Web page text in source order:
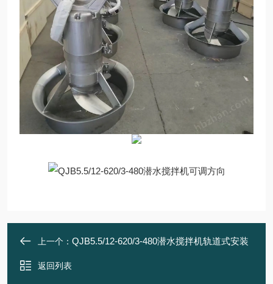
上一个： QJB5.5/12-620/3-480潜水搅拌机轨道式安装
返回列表